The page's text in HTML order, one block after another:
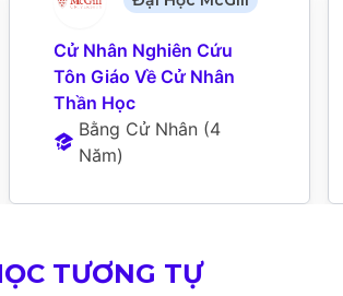
Cử Nhân Nghiên Cứu
Tôn Giáo Về Cử Nhân
Thần Học
Bằng Cử Nhân (4
Năm)
TƯƠNG TỰ